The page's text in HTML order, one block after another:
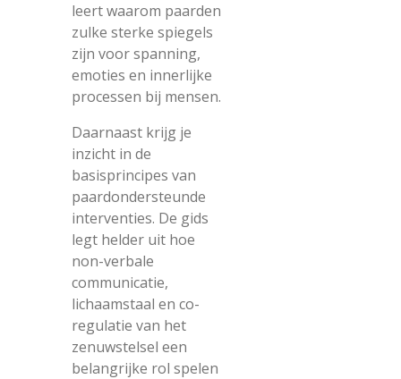
leert waarom paarden
zulke sterke spiegels
zijn voor spanning,
emoties en innerlijke
processen bij mensen.
Daarnaast krijg je
inzicht in de
basisprincipes van
paardondersteunde
interventies. De gids
legt helder uit hoe
non-verbale
communicatie,
lichaamstaal en co-
regulatie van het
zenuwstelsel een
belangrijke rol spelen